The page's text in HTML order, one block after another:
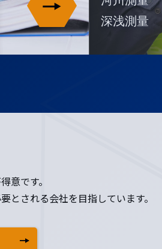
深浅測量
意です。
とされる会社を目指しています。